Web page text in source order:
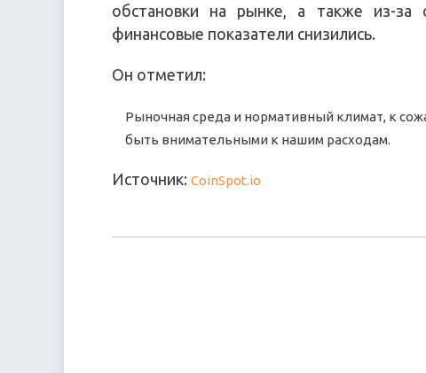
обстановки на рынке, а также из-
финансовые показатели снизились.
Он отметил:
Рыночная среда и нормативный климат, к
быть внимательными к нашим расходам.
Источник: CoinSpot.io